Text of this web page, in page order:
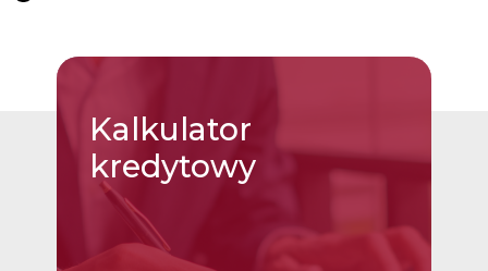
Kalkulator
kredytowy